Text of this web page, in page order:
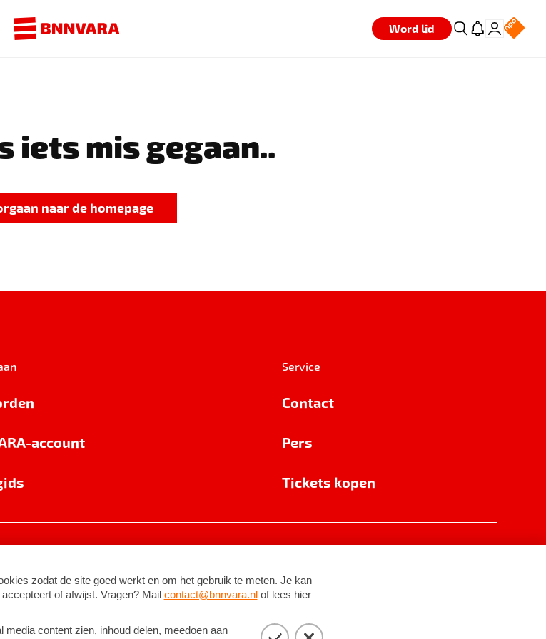
Word lid
iets mis gegaan..
naar de homepage
account
Service
Contact
Pers
Tickets kopen
©2026BNNVARA